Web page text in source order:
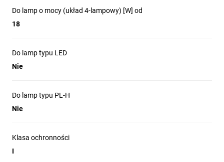
Do lamp o mocy (układ 4-lampowy) [W] od
18
Do lamp typu LED
Nie
Do lamp typu PL-H
Nie
Klasa ochronności
I